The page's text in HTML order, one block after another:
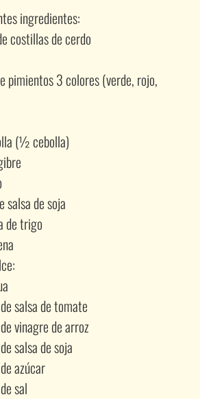
ingredientes:
costillas de cerdo
pimientos 3 colores (verde, rojo,
(½ cebolla)
salsa de soja
de trigo
salsa de tomate
vinagre de arroz
salsa de soja
azúcar
sal